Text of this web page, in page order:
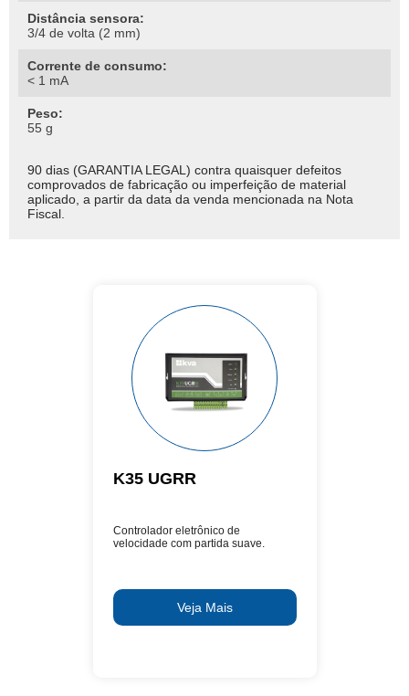
Distância sensora:
3/4 de volta (2 mm)
Corrente de consumo:
< 1 mA
Peso:
55 g
90 dias (GARANTIA LEGAL) contra quaisquer defeitos
comprovados de fabricação ou imperfeição de material
aplicado, a partir da data da venda mencionada na Nota
Fiscal.
K35 UGRR
Controlador eletrônico de
velocidade com partida suave.
Veja Mais